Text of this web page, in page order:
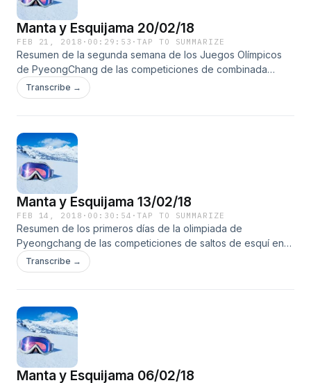
Manta y Esquijama 20/02/18
FEB 21, 2018 · 00:29:53 ·TAP TO SUMMARIZE
Resumen de la segunda semana de los Juegos Olímpicos
de PyeongChang de las competiciones de combinada
nórdica (Gundersen en trampolín de 109 metros y 140
metros), saltos de esquí (trampolín de 140 metros individual
mixto).
Transcribe →
Manta y Esquijama 13/02/18
FEB 14, 2018 · 00:30:54 ·TAP TO SUMMARIZE
Resumen de los primeros días de la olimpiada de
Pyeongchang de las competiciones de saltos de esquí en
trampolín de 109 metros masculino y femenino, esquí de
fondo con el esquiathlon y el sprint en formato clásico y de
Transcribe →
Manta y Esquijama 06/02/18